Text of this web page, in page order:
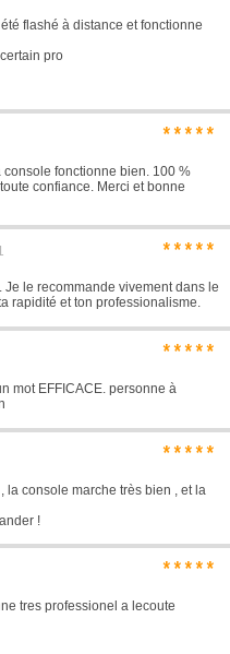
flashé à distance et fonctionne
pro
*****
fonctionne bien. 100 %
confiance. Merci et bonne
*****
le recommande vivement dans le
rapidité et ton professionalisme.
*****
mot EFFICACE. personne à
*****
la console marche très bien , et la
!
*****
tres professionel a lecoute